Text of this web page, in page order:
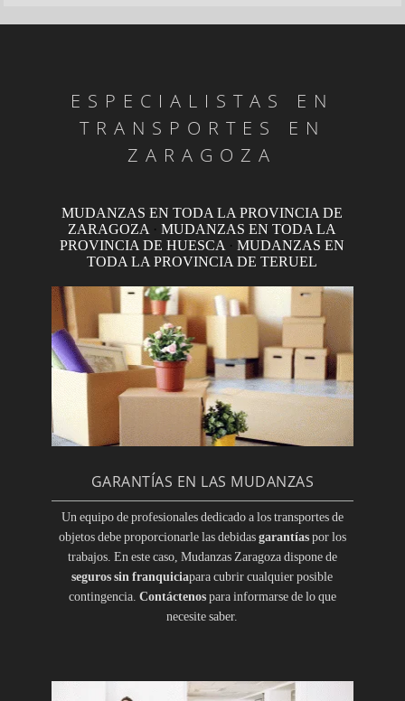
ESPECIALISTAS EN
TRANSPORTES EN
ZARAGOZA
MUDANZAS EN TODA LA PROVINCIA DE
ZARAGOZA ·MUDANZAS EN TODA LA
PROVINCIA DE HUESCA ·MUDANZAS EN
TODA LA PROVINCIA DE TERUEL
GARANTÍAS EN LAS MUDANZAS
Un equipo de profesionales dedicado a los transportes de
objetos debe proporcionarle las debidas garantíaspor los
trabajos. En este caso, Mudanzas Zaragoza dispone de
seguros sin franquiciapara cubrir cualquier posible
contingencia. Contáctenospara informarse de lo que
necesite saber.